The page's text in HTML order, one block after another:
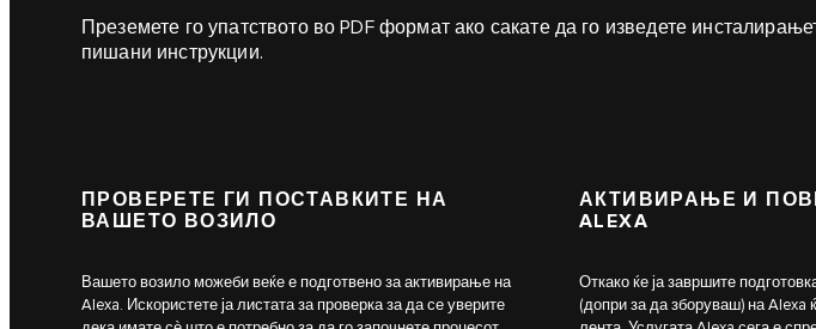
Преземете го упатството во PDF формат ако сакате да го изведете
пишани инструкции.
ПРОВЕРЕТЕ ГИ ПОСТАВКИТЕ НА
ВАШЕТО ВОЗИЛО
Вашето возило можеби веќе е подготвено за активирање на
Alexa. Искористете ја листата за проверка за да се уверите
АКТИВИРАЊЕ И
ALEXA
Откако ќе ја завршите
(допри за да зборуваш) на Alexa